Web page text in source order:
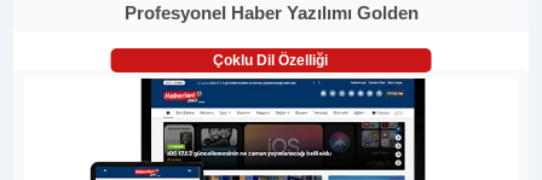
Profesyonel Haber Yazılımı Golden
Çoklu Dil Özelliği